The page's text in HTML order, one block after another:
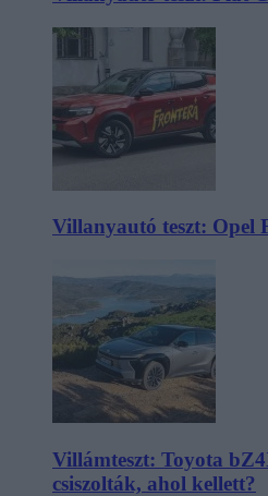
Villanyautó teszt: Opel
Villámteszt: Toyota
csiszolták, ahol kellett?